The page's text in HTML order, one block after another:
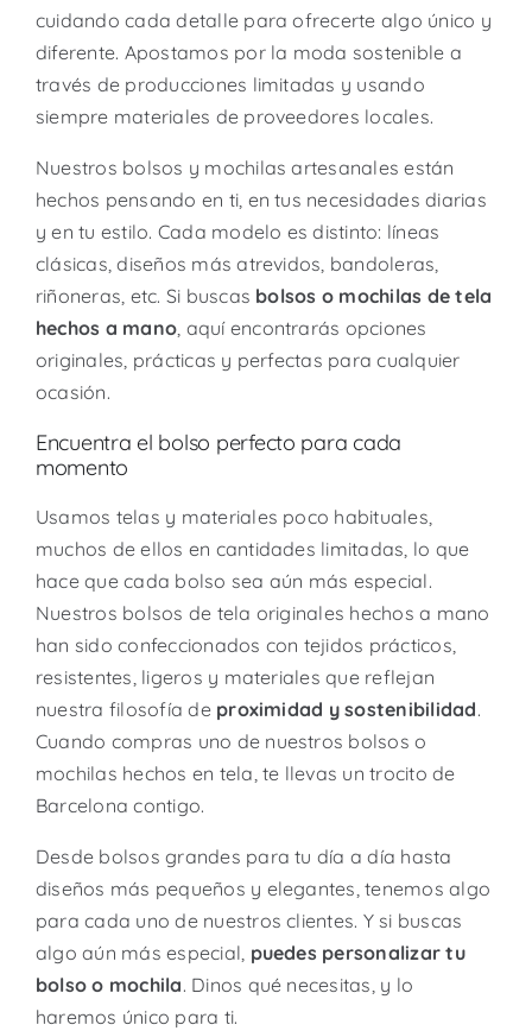
cuidando cada detalle para ofrecerte algo único y
diferente. Apostamos por la moda sostenible a
través de producciones limitadas y usando
siempre materiales de proveedores locales.
Nuestros bolsos y mochilas artesanales están
hechos pensando en ti, en tus necesidades diarias
y en tu estilo. Cada modelo es distinto: líneas
clásicas, diseños más atrevidos, bandoleras,
riñoneras, etc. Si buscas bolsos o mochilas de tela
hechos a mano, aquí encontrarás opciones
originales, prácticas y perfectas para cualquier
ocasión.
Encuentra el bolso perfecto para cada
momento
Usamos telas y materiales poco habituales,
muchos de ellos en cantidades limitadas, lo que
hace que cada bolso sea aún más especial.
Nuestros bolsos de tela originales hechos a mano
han sido confeccionados con tejidos prácticos,
resistentes, ligeros y materiales que reflejan
nuestra filosofía deproximidad y sostenibilidad.
Cuando compras uno de nuestros bolsos o
mochilas hechos en tela, te llevas un trocito de
Barcelona contigo.
Desde bolsos grandes para tu día a día hasta
diseños más pequeños y elegantes, tenemos algo
para cada uno de nuestros clientes. Y si buscas
algo aún más especial, puedes personalizar tu
bolso o mochila. Dinos qué necesitas, y lo
haremos único para ti.